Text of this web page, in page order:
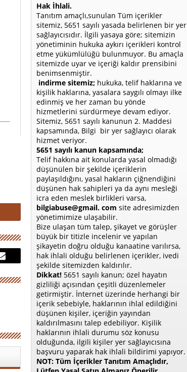
Hak İhlali.
Tanıtım amaçlı,sunulan Tüm içerikler
sitemiz, 5651 sayılı yasada belirlenen bir yer
sağlayıcısıdır. İlgili yasaya göre; sitemizin
yönetiminin hukuka aykırı içerikleri kontrol
etme yükümlülüğü bulunmuyor. Bu amaçla
sitemizde uyar ve içeriği kaldır prensibini
benimsenmiştir.
indirme sitemiz; hukuka, telif haklarına ve
kişilik haklarına, yasalara saygılı olmayı ilke
edinmiş ve her zaman bu yönde
hizmetlerini sürdürmeye devam ediyor.
Sitemiz, 5651 sayılı kanunun 2. Maddesi
kapsamında, Bilgi bir yer sağlayıcı olarak
hizmet veriyor.
5651 sayılı kanun kapsamında;
Telif hakkına ait konularda yasal olmadığı
düşünülen bir şekilde içeriklerin
paylaşıldığını, yasal hakların çiğnendiğini
düşünen hak sahipleri ya da aynı mesleği
icra eden meslek birlikleri varsa,
bilgiabuse@gmail. com site adresimizden
yönetimimize ulaşabilir.
Bize ulaşan tüm talep, şikayet ve görüşler
büyük bir titizle incelenir ve yapılan
şikayetin doğru olduğu kanaatine varılırsa,
hak ihlali olduğu belirlenen içerikler, ivedi
şekilde sitemizden kaldırılır.
Dikkat! 5651 sayılı kanun; özel hayatın
gizliliği açısından çeşitli düzenlemeler
getirmiştir. İnternet üzerinde herhangi bir
içerik sebebiyle, haklarının ihlal edildiğini
düşünen kişiler, içeriğin yayından
kaldırılmasını talep edebiliyor. Kişilik
haklarının ihlali durumu söz konusu
olduğunda, ilgili kişiler yer sağlayıcısına
başvuru yaparak hak ihlali bildirimi yapıyor.
NOT: Tüm İçerikler Tanıtım Amaçlıdır,